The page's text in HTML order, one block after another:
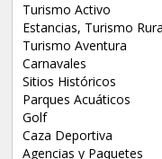
Turismo Activo
Estancias, Turismo
Turismo Aventura
Carnavales
Sitios Históricos
Parques Acuáticos
Golf
Caza Deportiva
Agencias y Paquetes